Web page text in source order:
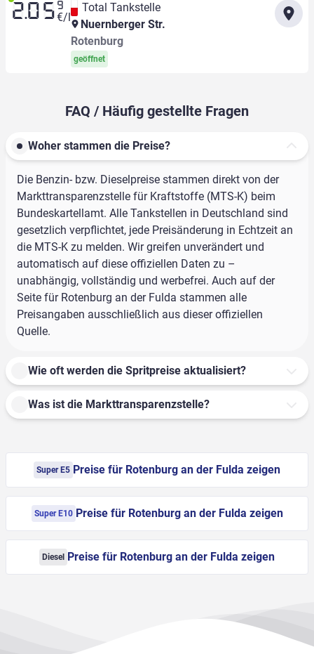
2.05 9
€/l
Total Tankstelle
Nuernberger Str.
Rotenburg
geöffnet
FAQ / Häufig gestellte Fragen
Woher stammen die Preise?
Die Benzin- bzw. Dieselpreise stammen direkt von der
Markttransparenzstelle für Kraftstoffe (MTS-K) beim
Bundeskartellamt. Alle Tankstellen in Deutschland sind
gesetzlich verpflichtet, jede Preisänderung in Echtzeit an
die MTS-K zu melden. Wir greifen unverändert und
automatisch auf diese offiziellen Daten zu –
unabhängig, vollständig und werbefrei. Auch auf der
Seite für Rotenburg an der Fulda stammen alle
Preisangaben ausschließlich aus dieser offiziellen
Quelle.
Wie oft werden die Spritpreise aktualisiert?
Was ist die Markttransparenzstelle?
Super E5 Preise für Rotenburg an der Fulda zeigen
Super E10 Preise für Rotenburg an der Fulda zeigen
Diesel Preise für Rotenburg an der Fulda zeigen